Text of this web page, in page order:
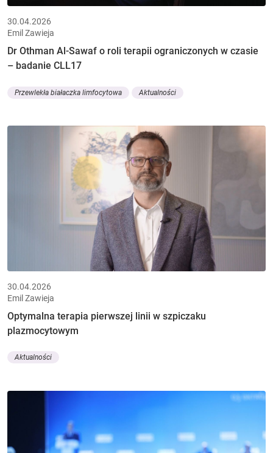
30.04.2026
Emil Zawieja
Dr Othman Al-Sawaf o roli terapii ograniczonych w czasie
– badanie CLL17
Przewlekła białaczka limfocytowa Aktualności
30.04.2026
Emil Zawieja
Optymalna terapia pierwszej linii w szpiczaku
plazmocytowym
Aktualności